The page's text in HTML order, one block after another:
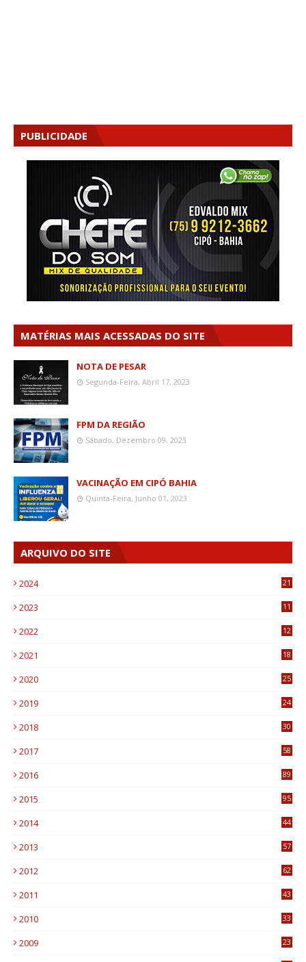
PUBLICIDADE
MATÉRIAS MAIS ACESSADAS DO SITE
NOTA DE PESAR
Segunda-Feira, Abril 17, 2023
FPM DA REGIÃO
Sábado, Dezembro 09, 2023
VACINAÇÃO EM CIPÓ BAHIA
Quinta-Feira, Junho 01, 2023
ARQUIVO DO SITE
2024 21
2023
11
2022
12
2021
18
2020
25
2019
24
2018
30
2017
58
2016
89
2015
95
2014
44
2013
57
2012
62
2011
43
2010
33
2009
23